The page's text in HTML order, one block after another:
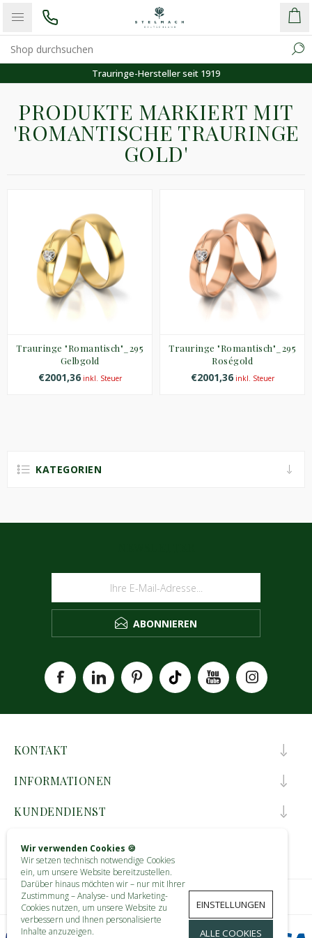
Trauringe-Hersteller seit 1919
PRODUKTE MARKIERT MIT
'ROMANTISCHE TRAURINGE
GOLD'
Trauringe "Romantisch"_295
Gelbgold
€2001,36inkl. Steuer
Trauringe "Romantisch"_295
Roségold
€2001,36inkl. Steuer
KATEGORIEN
Wir verwenden Cookies 🍪
Wir setzen technisch notwendige Cookies
ein, um unsere Website bereitzustellen.
Darüber hinaus möchten wir – nur mit Ihrer
Zustimmung – Analyse- und Marketing-
Cookies nutzen, um unsere Website zu
verbessern und Ihnen personalisierte
Inhalte anzuzeigen.
EINSTELLUNGEN
ALLE COOKIES
ABONNIEREN
KONTAKT
INFORMATIONEN
KUNDENDIENST
MEIN KONTO